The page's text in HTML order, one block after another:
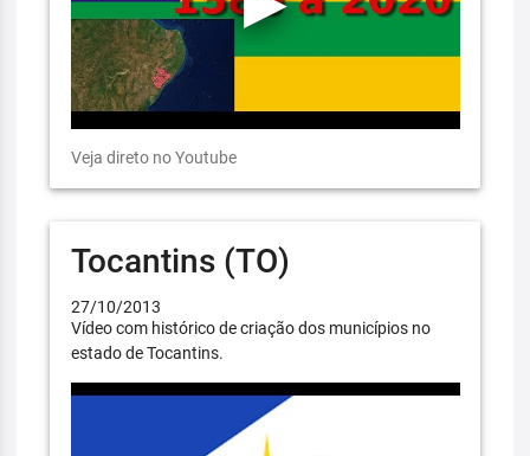
Veja direto no Youtube
Tocantins (TO)
27/10/2013
Vídeo com histórico de criação dos municípios no
estado de Tocantins.